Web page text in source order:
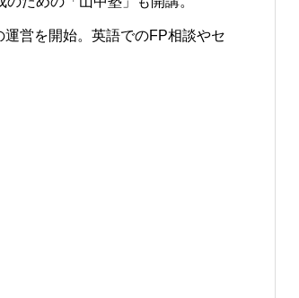
営を開始。英語でのFP相談やセ